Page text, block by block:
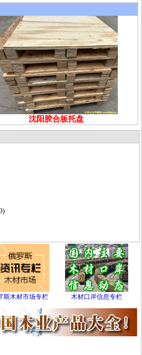
沈阳胶合板托盘
斯木材市场专栏 木材口岸信息专栏